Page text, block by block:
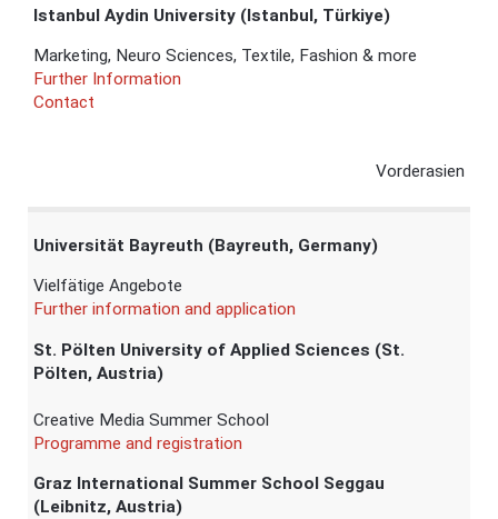
Istanbul Aydin University (Istanbul, Türkiye)
Marketing, Neuro Sciences, Textile, Fashion & more
Further Information
Contact
Vorderasien
Universität Bayreuth (Bayreuth, Germany)
Vielfätige Angebote
Further information and application
St. Pölten University of Applied Sciences (St.
Pölten, Austria)
Creative Media Summer School
Programme and registration
Graz International Summer School Seggau
(Leibnitz, Austria)